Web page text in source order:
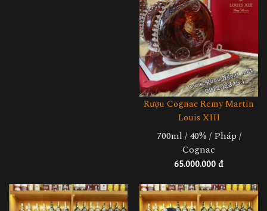
Rượu Cognac Remy Martin
Louis XIII
700ml / 40% / Pháp /
Cognac
65.000.000 đ